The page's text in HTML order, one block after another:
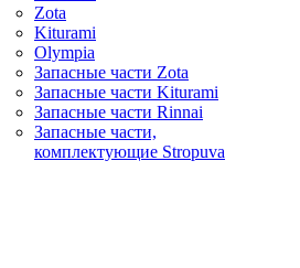
Zota
Kiturami
Olympia
Запасные части Zota
Запасные части Kiturami
Запасные части Rinnai
Запасные части,
комплектующие Stropuva